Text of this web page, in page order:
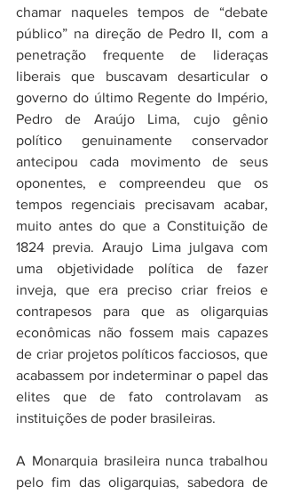
chamar naqueles tempos de “debate
público” na direção de Pedro II, com a
penetração frequente de lideraças
liberais que buscavam desarticular o
governo do último Regente do Império,
Pedro de Araújo Lima, cujo gênio
político genuinamente conservador
antecipou cada movimento de seus
oponentes, e compreendeu que os
tempos regenciais precisavam acabar,
muito antes do que a Constituição de
1824 previa. Araujo Lima julgava com
uma objetividade política de fazer
inveja, que era preciso criar freios e
contrapesos para que as oligarquias
econômicas não fossem mais capazes
de criar projetos políticos facciosos, que
acabassem por indeterminar o papel das
elites que de fato controlavam as
instituições de poder brasileiras.
A Monarquia brasileira nunca trabalhou
pelo fim das oligarquias, sabedora de